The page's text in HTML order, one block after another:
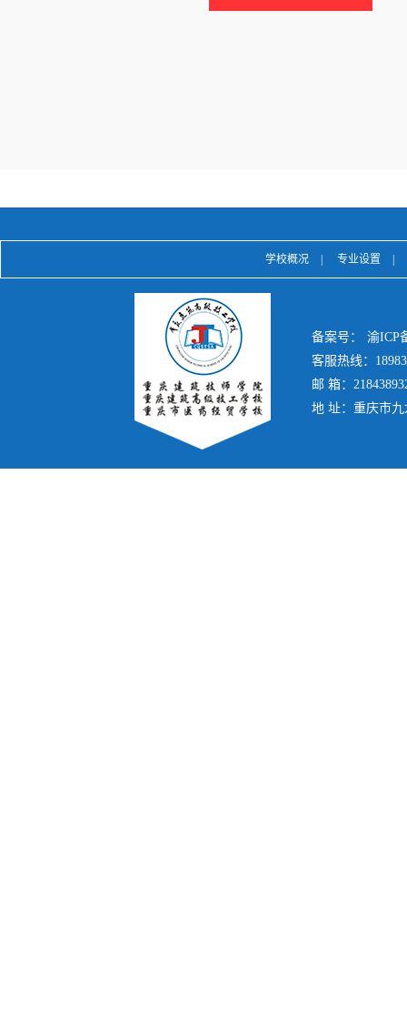
学校概况 专业设置
备案号：
渝ICP
客服热线：
邮 箱：
地 址：重庆市